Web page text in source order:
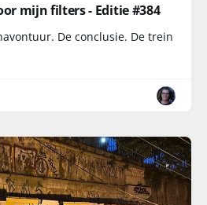
mijn filters - Editie #384
De conclusie. De trein